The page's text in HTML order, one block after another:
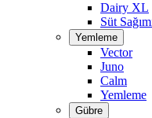
Dairy XL
Süt
Yemleme
Vector
Juno
Calm
Yemleme
Gübre